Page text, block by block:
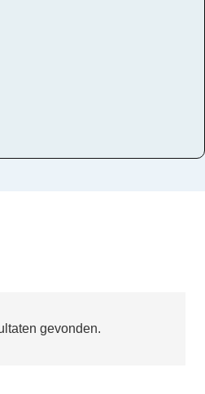
gevonden.